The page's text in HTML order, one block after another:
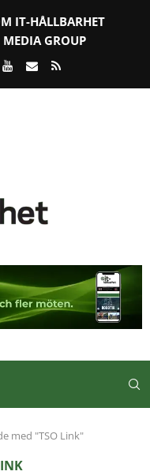
IT-HÅLLBARHET
MEDIA GROUP
med "TSO Link"